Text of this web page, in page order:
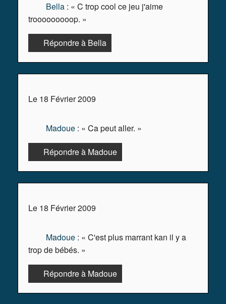
Bella : « C trop cool ce jeu j'aime
trooooooooop. »
Répondre à Bella
Le 18 Février 2009
Madoue : « Ca peut aller. »
Répondre à Madoue
Le 18 Février 2009
Madoue : « C'est plus marrant kan il y a
trop de bébés. »
Répondre à Madoue